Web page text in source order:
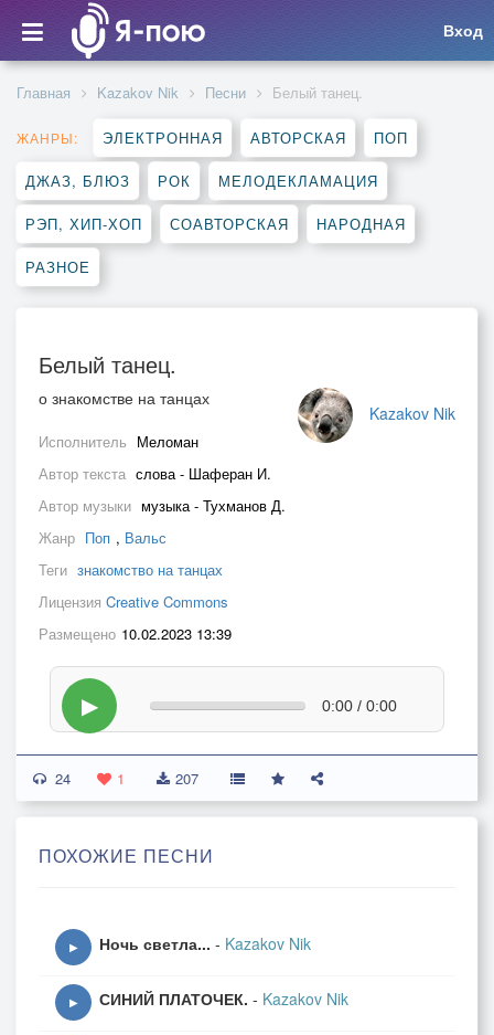
Вход
Главная Kazakov Nik Песни Белый танец.
ЖАНРЫ: ЭЛЕКТРОННАЯ АВТОРСКАЯ ПОП
ДЖАЗ, БЛЮЗ РОК МЕЛОДЕКЛАМАЦИЯ
РЭП, ХИП-ХОП СОАВТОРСКАЯ НАРОДНАЯ
РАЗНОЕ
Белый танец.
Kazakov Nik
о знакомстве на танцах
Исполнитель Меломан
Автор текста слова - Шаферан И.
Автор музыки музыка - Тухманов Д.
Жанр Поп , Вальс
Теги знакомство на танцах
Лицензия Creative Commons
Размещено 10.02.2023 13:39
▶ 0:00 / 0:00
24 1 207
ПОХОЖИЕ ПЕСНИ
▶ Ночь светла... - Kazakov Nik
▶ СИНИЙ ПЛАТОЧЕК. - Kazakov Nik